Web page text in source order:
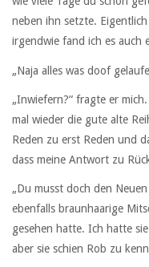
neben ihn setzte.
irgendwie fand ich es auch
„Naja alles was doof
„Inwiefern?“ fragte er
mal wieder die gute alte
Reden zu erst Reden und
dass meine Antwort zu
„Du musst doch den
ebenfalls braunhaarige
gesehen hatte. Ich hatte
aber sie schien Rob zu